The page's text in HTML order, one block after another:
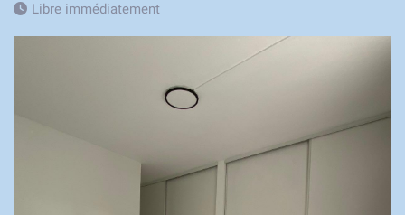
Libre immédiatement